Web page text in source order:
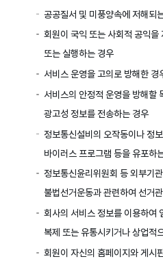
공공질서 및 미풍양속에 저해되
회원이 국익 또는 사회적 공익을
또는 실행하는 경우
서비스 운영을 고의로 방해한 경
서비스의 안정적 운영을 방해할
광고성 정보를 전송하는 경우
정보통신설비의 오작동이나 정
바이러스 프로그램 등을 유포하
정보통신윤리위원회 등 외부기
불법선거운동과 관련하여 선거
회사의 서비스 정보를 이용하여
복제 또는 유통시키거나 상업적
회원이 자신의 홈페이지와 게시